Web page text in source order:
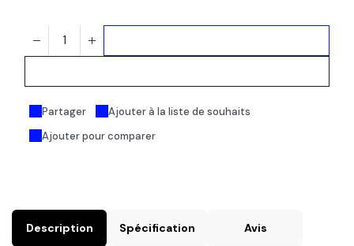
Ajouter pour comparer
Partager Ajouter à la liste de souhaits
Description Spécification Avis